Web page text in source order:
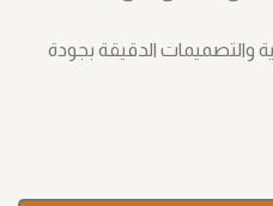
والتصميمات الدقيقة بجودة